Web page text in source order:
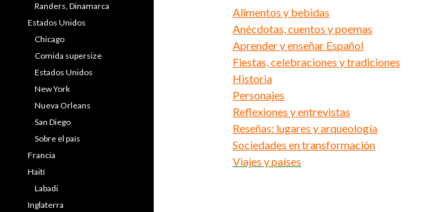
Alimentos y bebidas
Anécdotas, cuentos y poemas
Aprender y enseñar Español
Fiestas, celebraciones y tradiciones
Historia
Personajes
Reflexiones y entrevistas
Reseñas: lugares y arqueología
Sociedades en transformación
Viajes y países
Randers, Dinamarca
Estados Unidos
Chicago
Comida supersize
Estados Unidos
New York
Nueva Orleans
San Diego
Sobre el país
Francia
Haití
Labadi
Inglaterra